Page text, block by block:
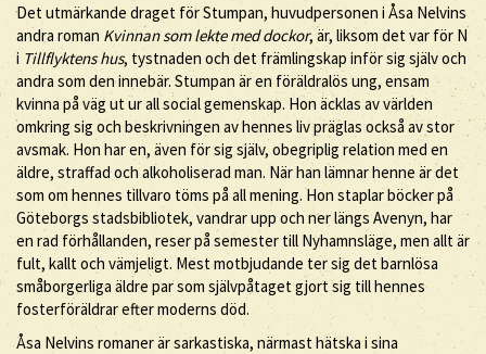
Det utmärkande draget för Stumpan, huvudpersonen i Åsa Nelvins
andra roman Kvinnan som lekte med dockor, är, liksom det var för N
i Tillflyktens hus, tystnaden och det främlingskap inför sig själv och
andra som den innebär. Stumpan är en föräldralös ung, ensam
kvinna på väg ut ur all social gemenskap. Hon äcklas av världen
omkring sig och beskrivningen av hennes liv präglas också av stor
avsmak. Hon har en, även för sig själv, obegriplig relation med en
äldre, straffad och alkoholiserad man. När han lämnar henne är det
som om hennes tillvaro töms på all mening. Hon staplar böcker på
Göteborgs stadsbibliotek, vandrar upp och ner längs Avenyn, har
en rad förhållanden, reser på semester till Nyhamnsläge, men allt är
fult, kallt och vämjeligt. Mest motbjudande ter sig det barnlösa
småborgerliga äldre par som självpåtaget gjort sig till hennes
fosterföräldrar efter moderns död.
Åsa Nelvins romaner är sarkastiska, närmast hätska i sina